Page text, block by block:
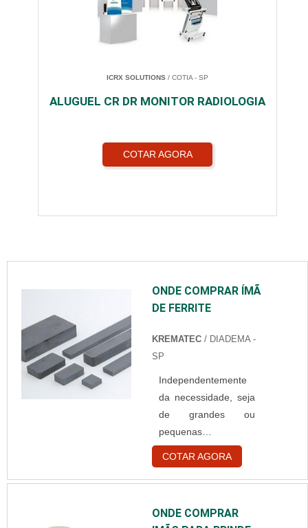
ICRX SOLUTIONS / COTIA - SP
ALUGUEL CR DR MONITOR RADIOLOGIA
COTAR AGORA
ONDE COMPRAR ÍMÃ
DE FERRITE
KREMATEC / DIADEMA -
SP
Independentemente
da necessidade, seja
de grandes ou
pequenas
quantidades, é
importante se atentar
ao local onde
ferrite, que
COTAR AGORA
ONDE COMPRAR